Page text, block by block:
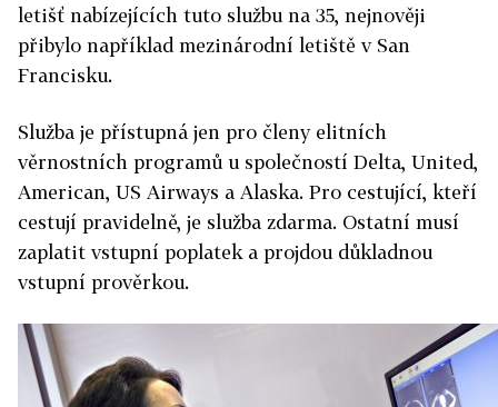
letišť nabízejících tuto službu na 35, nejnověji
přibylo například mezinárodní letiště v San
Francisku.
Služba je přístupná jen pro členy elitních
věrnostních programů u společností Delta, United,
American, US Airways a Alaska. Pro cestující, kteří
cestují pravidelně, je služba zdarma. Ostatní musí
zaplatit vstupní poplatek a projdou důkladnou
vstupní prověrkou.